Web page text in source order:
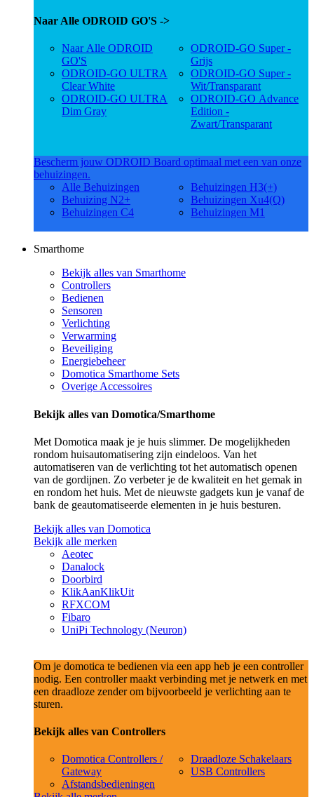
Naar Alle ODROID GO'S ->
Naar Alle ODROID
GO'S
ODROID-GO ULTRA
Clear White
ODROID-GO ULTRA
Dim Gray
ODROID-GO Super -
Grijs
ODROID-GO Super -
Wit/Transparant
ODROID-GO Advance
Edition -
Zwart/Transparant
Bescherm jouw ODROID Board optimaal met een van onze
behuizingen.
Alle Behuizingen
Behuizing N2+
Behuizingen C4
Behuizingen H3(+)
Behuizingen Xu4(Q)
Behuizingen M1
Smarthome
Bekijk alles van Smarthome
Controllers
Bedienen
Sensoren
Verlichting
Verwarming
Beveiliging
Energiebeheer
Domotica Smarthome Sets
Overige Accessoires
Bekijk alles van Domotica/Smarthome
Met Domotica maak je je huis slimmer. De mogelijkheden
rondom huisautomatisering zijn eindeloos. Van het
automatiseren van de verlichting tot het automatisch openen
van de gordijnen. Zo verbeter je de kwaliteit en het gemak in
en rondom het huis. Met de nieuwste gadgets kun je vanaf de
bank de geautomatiseerde elementen in je huis besturen.
Bekijk alles van Domotica
Bekijk alle merken
Aeotec
Danalock
Doorbird
KlikAanKlikUit
RFXCOM
Fibaro
UniPi Technology (Neuron)
Om je domotica te bedienen via een app heb je een controller
nodig. Een controller maakt verbinding met je netwerk en met
een draadloze zender om bijvoorbeeld je verlichting aan te
sturen.
Bekijk alles van Controllers
Domotica Controllers /
Gateway
Afstandsbedieningen
Draadloze Schakelaars
USB Controllers